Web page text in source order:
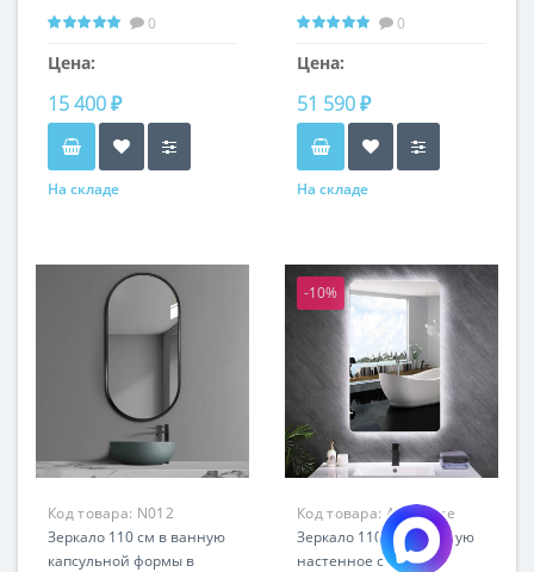
0
Цена:
15 400 ₽
На складе
ширина и высота
0
Цена:
51 590 ₽
На складе
Код товара: N012
Зеркало 110 см в ванную
капсульной формы в
-10%
Код товара: Ambience
RSLP-47
Зеркало 110 см в ванную
настенное с